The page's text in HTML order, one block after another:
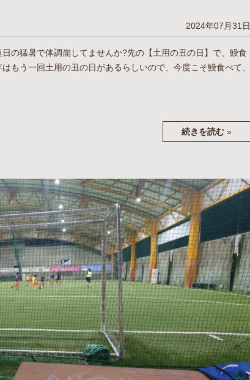
2024年07月31日
の猛暑で体調崩してませんか?先の【土用の丑の日】で、鰻食
もう一回土用の丑の日があるらしいので、今度こそ鰻食べて、
続きを読む »